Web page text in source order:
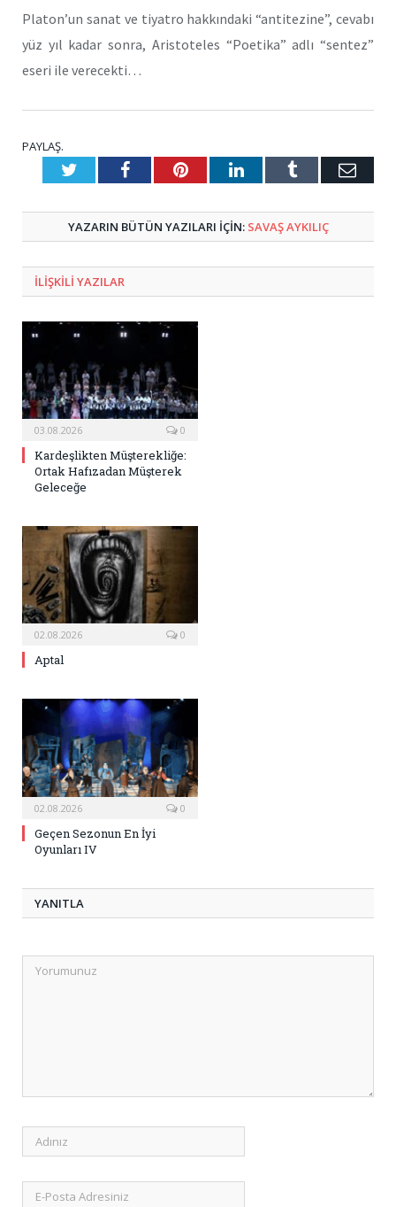
Platon’un sanat ve tiyatro hakkındaki “antitezine”, cevabı
yüz yıl kadar sonra, Aristoteles “Poetika” adlı “sentez”
eseri ile verecekti…
PAYLAŞ.
TwitterFacebookPinterestLinkedInTumblr E-
YAZARIN BÜTÜN YAZILARI IÇIN: SAVAŞ AYKILIÇ
ILIŞKILI YAZILAR
03.08.2026 0
Kardeşlikten Müşterekliğe:
Ortak Hafızadan Müşterek
Geleceğe
02.08.2026 0
Aptal
02.08.2026 0
Geçen Sezonun En İyi
Oyunları IV
YANITLA